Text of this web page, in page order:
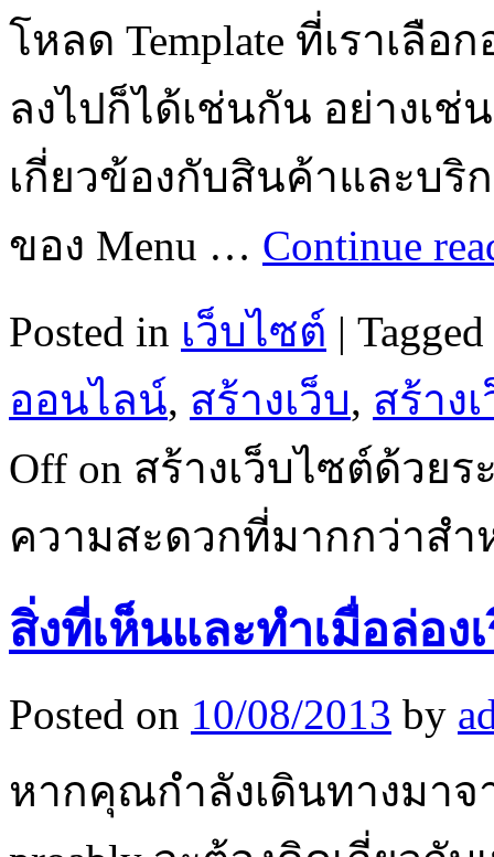
โหลด Template ที่เราเลื
ลงไปก็ได้เช่นกัน อย่างเ
เกี่ยวข้องกับสินค้าและบริ
ของ Menu … Continue
Posted in เว็บไซต์ | Tagged
ออนไลน์, สร้างเว็บ, สร้าง
Off on สร้างเว็บไซต์ด้วย
ความสะดวกที่มากกว่าส
สิ่งที่เห็นและทำเมื่อล่อง
Posted on 10/08/2013 by
หากคุณกำลังเดินทางมา